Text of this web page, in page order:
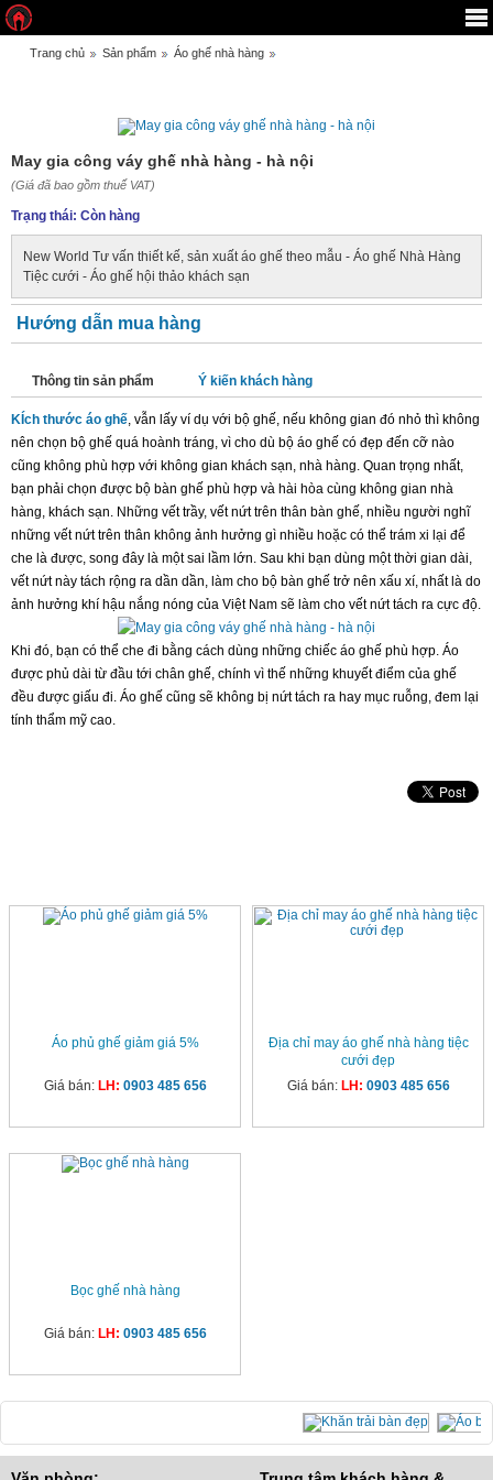
Trang chủ Sản phẩm Áo ghế nhà hàng
May gia công váy ghế nhà hàng - hà nội
(Giá đã bao gồm thuế VAT)
Trạng thái: Còn hàng
New World Tư vấn thiết kế, sản xuất áo ghế theo mẫu - Áo ghế Nhà Hàng
Tiệc cưới - Áo ghế hội thảo khách sạn
Hướng dẫn mua hàng
Thông tin sản phẩm Ý kiến khách hàng
KÍch thước áo ghế, vẫn lấy ví dụ với bộ ghế, nếu không gian đó nhỏ thì không
nên chọn bộ ghế quá hoành tráng, vì cho dù bộ áo ghế có đẹp đến cỡ nào
cũng không phù hợp với không gian khách sạn, nhà hàng. Quan trọng nhất,
bạn phải chọn được bộ bàn ghế phù hợp và hài hòa cùng không gian nhà
hàng, khách sạn. Những vết trầy, vết nứt trên thân bàn ghế, nhiều người nghĩ
những vết nứt trên thân không ảnh hưởng gì nhiều hoặc có thể trám xi lại để
che là được, song đây là một sai lầm lớn. Sau khi bạn dùng một thời gian dài,
vết nứt này tách rộng ra dần dần, làm cho bộ bàn ghế trở nên xấu xí, nhất là do
ảnh hưởng khí hậu nắng nóng của Việt Nam sẽ làm cho vết nứt tách ra cực độ.
Khi đó, bạn có thể che đi bằng cách dùng những chiếc áo ghế phù hợp. Áo
được phủ dài từ đầu tới chân ghế, chính vì thế những khuyết điểm của ghế
đều được giấu đi. Áo ghế cũng sẽ không bị nứt tách ra hay mục ruỗng, đem lại
tính thẩm mỹ cao.
Áo phủ ghế giảm giá 5%
Giá bán: LH: 0903 485 656
Địa chỉ may áo ghế nhà hàng tiệc
cưới đẹp
Giá bán: LH: 0903 485 656
Bọc ghế nhà hàng
Giá bán: LH: 0903 485 656